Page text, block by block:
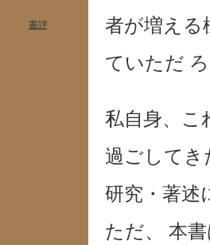
者が増える
ていただ
私自身、こ
過ごしてき
研究・著述
ただ、 本
書評